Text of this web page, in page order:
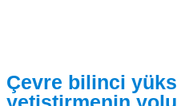
Çevre bilinci